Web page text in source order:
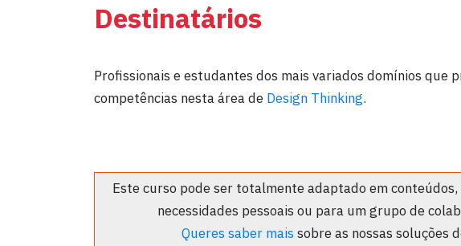
Destinatários
Profissionais e estudantes dos mais variados domínios que
competências nesta área de Design Thinking.
Este curso pode ser totalmente adaptado em
necessidades pessoais ou para um grupo de
Queres saber mais sobre as nossas soluções